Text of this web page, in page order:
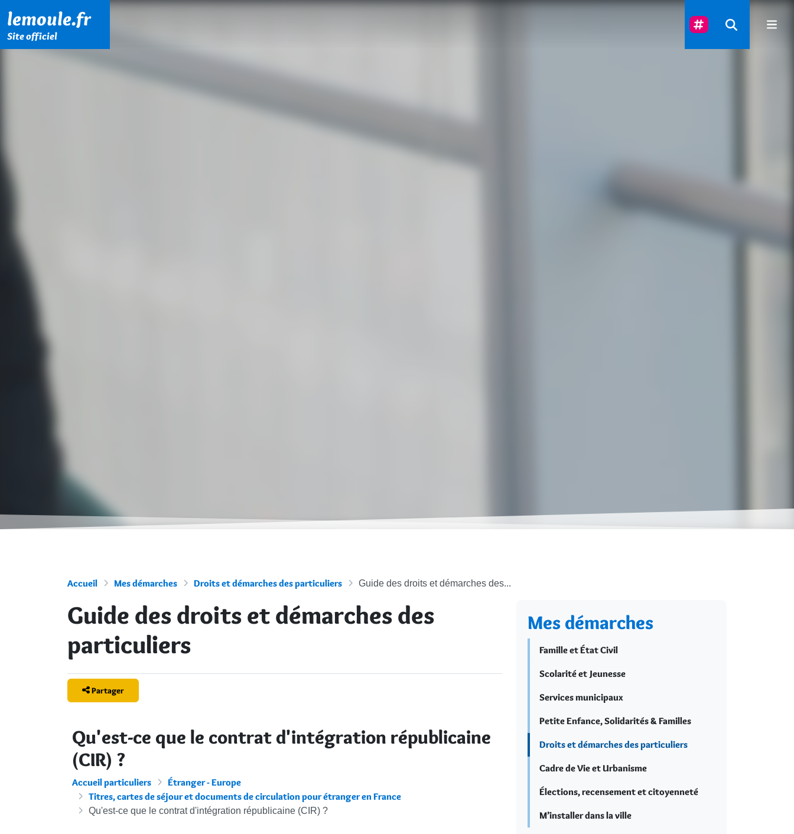
lemoule.fr
Site officiel
Suivez-Nous
Accueil Mes démarches Droits et démarches des particuliers Guide des droits et démarches des...
Guide des droits et démarches des
particuliers
Partager
Qu'est-ce que le contrat d'intégration républicaine
(CIR) ?
Accueil particuliers
Étranger - Europe
Titres, cartes de séjour et documents de circulation pour étranger en France
Qu'est-ce que le contrat d'intégration républicaine (CIR) ?
Mes démarches
Famille et État Civil
Scolarité et Jeunesse
Services municipaux
Petite Enfance, Solidarités & Familles
Droits et démarches des particuliers
Cadre de Vie et Urbanisme
Élections, recensement et citoyenneté
M’installer dans la ville